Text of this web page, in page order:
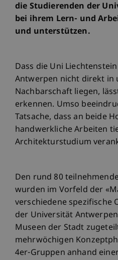
die Studierenden der
bei ihrem Lern- und
und unterstützen.
Dass die Uni
Antwerpen nicht direkt in
Nachbarschaft liegen,
erkennen. Umso
Tatsache, dass an beide
handwerkliche Arbeiten
Architekturstudium
Den rund 80
wurden im Vorfeld der
verschiedene spezifische
der Universität
Museen der Stadt
mehrwöchigen
4er-Gruppen anhand